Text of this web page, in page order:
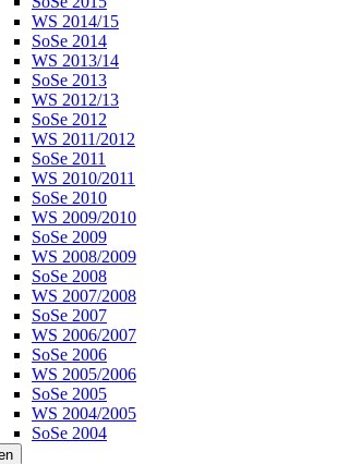
WS 2014/15
SoSe 2014
WS 2013/14
SoSe 2013
WS 2012/13
SoSe 2012
WS 2011/2012
SoSe 2011
WS 2010/2011
SoSe 2010
WS 2009/2010
SoSe 2009
WS 2008/2009
SoSe 2008
WS 2007/2008
SoSe 2007
WS 2006/2007
SoSe 2006
WS 2005/2006
SoSe 2005
WS 2004/2005
SoSe 2004